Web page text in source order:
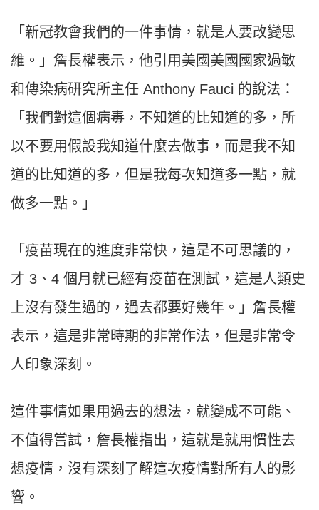
「新冠教會我們的一件事情，就是人要改變思
維。」詹長權表示，他引用美國美國國家過敏
和傳染病研究所主任 Anthony Fauci 的說法：
「我們對這個病毒，不知道的比知道的多，所
以不要用假設我知道什麼去做事，而是我不知
道的比知道的多，但是我每次知道多一點，就
做多一點。」
「疫苗現在的進度非常快，這是不可思議的，
才 3、4 個月就已經有疫苗在測試，這是人類史
上沒有發生過的，過去都要好幾年。」詹長權
表示，這是非常時期的非常作法，但是非常令
人印象深刻。
這件事情如果用過去的想法，就變成不可能、
不值得嘗試，詹長權指出，這就是就用慣性去
想疫情，沒有深刻了解這次疫情對所有人的影
響。